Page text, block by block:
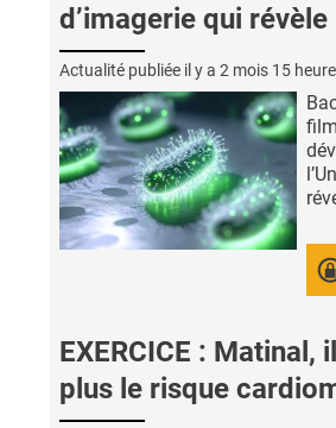
d’imagerie qui
Actualité publiée il y a 2 mois 15
EXERCICE : Matinal,
plus le risque